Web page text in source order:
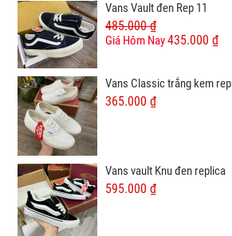
Vans Vault đen Rep 11
485.000 ₫
Giá Hôm Nay435.000 ₫
Vans Classic trắng kem rep
365.000 ₫
Vans vault Knu đen replica
595.000 ₫